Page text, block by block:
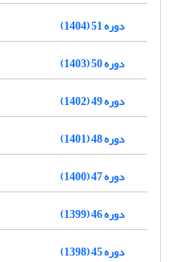
دوره 51 (1404)
دوره 50 (1403)
دوره 49 (1402)
دوره 48 (1401)
دوره 47 (1400)
دوره 46 (1399)
دوره 45 (1398)